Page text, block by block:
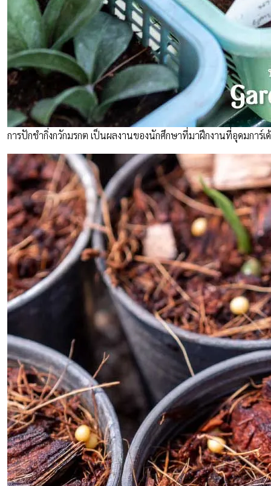
การปักชำกิ่งกวักมรกต เป็นผลงานของนักศึกษาที่มาฝึกงานที่อุดมการ์เ